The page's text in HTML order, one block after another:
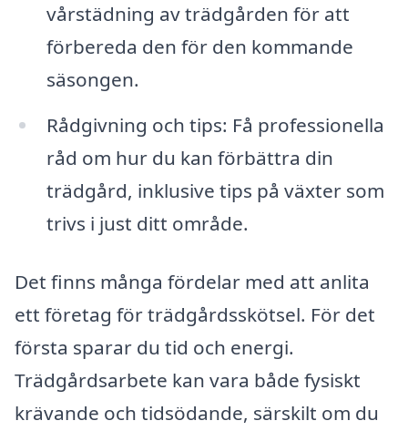
vårstädning av trädgården för att
förbereda den för den kommande
säsongen.
Rådgivning och tips: Få professionella
råd om hur du kan förbättra din
trädgård, inklusive tips på växter som
trivs i just ditt område.
Det finns många fördelar med att anlita
ett företag för trädgårdsskötsel. För det
första sparar du tid och energi.
Trädgårdsarbete kan vara både fysiskt
krävande och tidsödande, särskilt om du